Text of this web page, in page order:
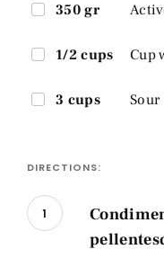
350 gr
1/2 cups Cup
3 cups Sour
DIRECTIONS:
1